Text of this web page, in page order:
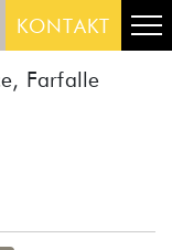
KONTAKT
Farfalle